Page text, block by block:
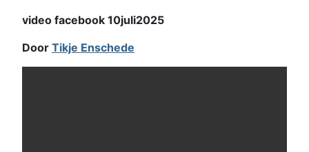
video facebook 10juli2025
Door Tikje Enschede